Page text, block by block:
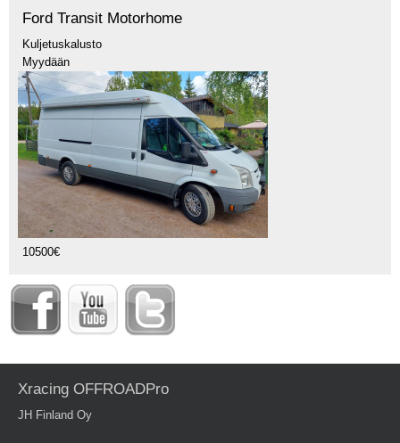
Ford Transit Motorhome
Kuljetuskalusto
Myydään
10500€
Xracing OFFROADPro
JH Finland Oy